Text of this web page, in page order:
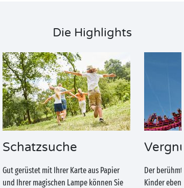
Die Highlights
Schatzsuche
Gut gerüstet mit Ihrer Karte aus Papier
und Ihrer magischen Lampe können Sie
Der
Kinder